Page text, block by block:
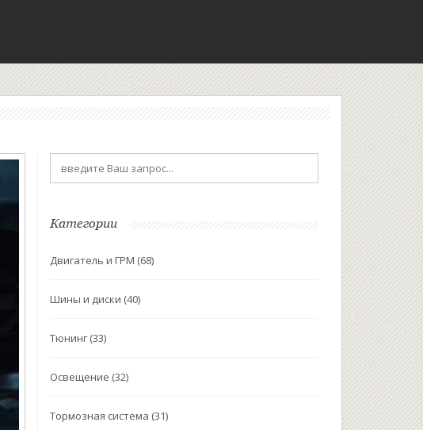
Категории
Двигатель и ГРМ (68)
Шины и диски (40)
Тюнинг (33)
Освещение (32)
Тормозная система (31)